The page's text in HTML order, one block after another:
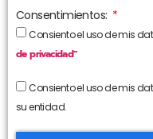
Consentimientos:
Consiento el uso de mis
de privacidad”
Consiento el uso de mis
su entidad.